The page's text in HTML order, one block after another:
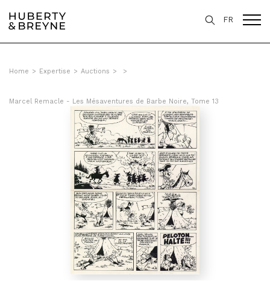
FR
Home > Expertise > Auctions > >
Marcel Remacle - Les Mésaventures de Barbe Noire, Tome 13